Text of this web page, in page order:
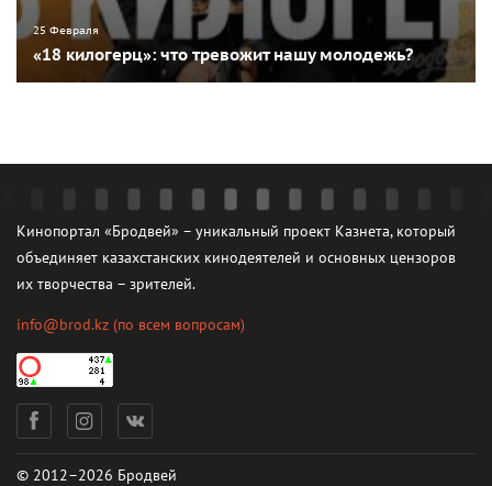
25 Февраля
«18 килогерц»: что тревожит нашу молодежь?
Кинопортал «Бродвей» – уникальный проект Казнета, который
объединяет казахстанских кинодеятелей и основных цензоров
их творчества – зрителей.
info@brod.kz (по всем вопросам)
© 2012–2026 Бродвей